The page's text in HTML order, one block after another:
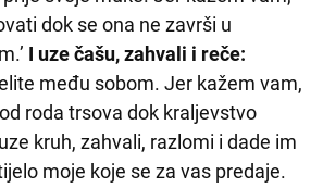
dok se ona ne završi u
I uze čašu, zahvali i reče:
među sobom. Jer kažem vam,
roda trsova dok kraljevstvo
kruh, zahvali, razlomi i dade im
moje koje se za vas predaje.